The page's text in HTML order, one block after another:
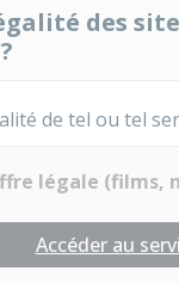
des
de tel ou tel
légale (films,
Accéder au